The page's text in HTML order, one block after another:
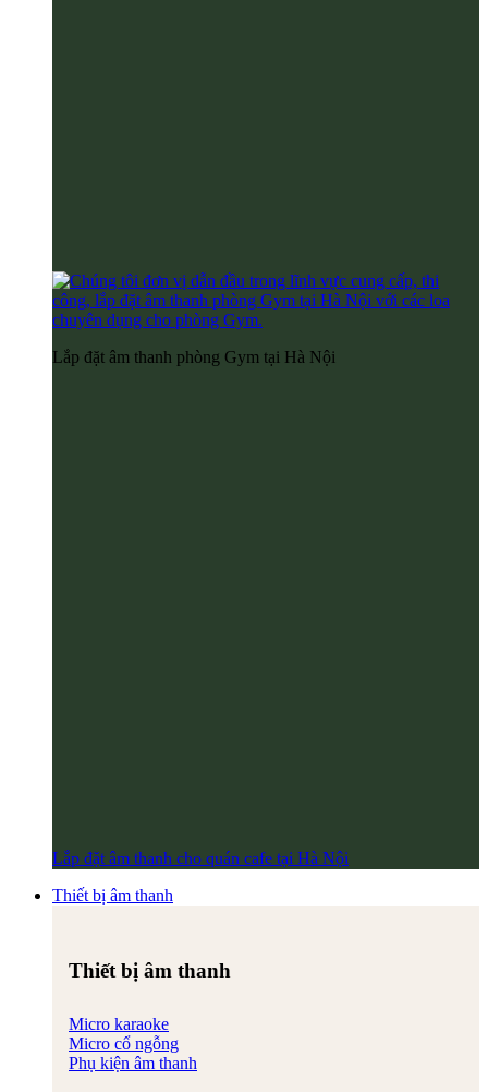
Lắp đặt âm thanh phòng Gym tại Hà Nội
Lắp đặt âm thanh cho quán cafe tại Hà Nội
Thiết bị âm thanh
Thiết bị âm thanh
Micro karaoke
Micro cổ ngỗng
Phụ kiện âm thanh